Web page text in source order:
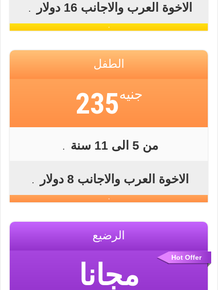
الاخوة العرب والاجانب 16 دولار .
الطفل
جنيه235
من 5 الى 11 سنة .
الاخوة العرب والاجانب 8 دولار .
Hot Offer
الرضيع
مجانا